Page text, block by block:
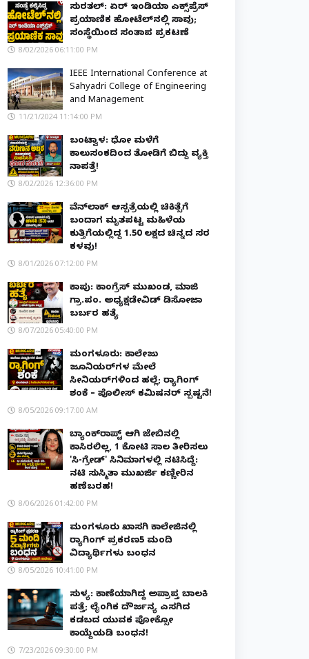
ಸುರತ್ಕಲ್: ಏರ್ ಇಂಡಿಯಾ ಎಕ್ಸ್‌ಪ್ರೆಸ್
ಪ್ರಯಾಣಿಕ ಹೋಟೆಲ್‌ನಲ್ಲಿ ಸಾವು;
ಸಂಸ್ಥೆಯಿಂದ ಸಂತಾಪ ಪ್ರಕಟಣೆ
8/02/2026 06:11:00 PM
IEEE International Conference at
Sahyadri College of Engineering
and Management
11/21/2024 11:14:00 PM
ಬಂಟ್ವಾಳ: ಧೋ ಮಳೆಗೆ
ಕಾಲುಸಂಕದಿಂದ ತೋಡಿಗೆ ಬಿದ್ದು ವ್ಯಕ್ತಿ
ನಾಪತ್ತೆ!
8/02/2026 12:36:00 PM
ವೆನ್‌ಲಾಕ್ ಆಸ್ಪತ್ರೆಯಲ್ಲಿ ಚಿಕಿತ್ಸೆಗೆ
ಬಂದಾಗ ಮೃತಪಟ್ಟ ಮಹಿಳೆಯ
ಕುತ್ತಿಗೆಯಲ್ಲಿದ್ದ ₹1.50 ಲಕ್ಷದ ಚಿನ್ನದ ಸರ
ಕಳವು!
8/01/2026 07:12:00 PM
ಕಾಪು: ಕಾಂಗ್ರೆಸ್ ಮುಖಂಡ, ಮಾಜಿ
ಗ್ರಾ.ಪಂ. ಅಧ್ಯಕ್ಷಡೇವಿಡ್ ಡಿಸೋಜಾ
ಬರ್ಬರ ಹತ್ಯೆ
8/07/2026 05:40:00 PM
ಮಂಗಳೂರು: ಕಾಲೇಜು
ಜೂನಿಯರ್‌ಗಳ ಮೇಲೆ
ಸೀನಿಯರ್‌ಗಳಿಂದ ಹಲ್ಲೆ; ರ‌್ಯಾಗಿಂಗ್
ಶಂಕೆ – ಪೊಲೀಸ್ ಕಮಿಷನರ್ ಸ್ಪಷ್ಟನೆ!
8/05/2026 09:17:00 AM
ಬ್ಯಾಂಕ್‌ರಾಪ್ಟ್‌ ಆಗಿ ಜೇಬಿನಲ್ಲಿ
ಕಾಸಿರಲಿಲ್ಲ, ₹1 ಕೋಟಿ ಸಾಲ ತೀರಿಸಲು
'ಸಿ-ಗ್ರೇಡ್' ಸಿನಿಮಾಗಳಲ್ಲಿ ನಟಿಸಿದ್ದೆ:
ನಟಿ ಸುಸ್ಮಿತಾ ಮುಖರ್ಜಿ ಕಣ್ಣೀರಿನ
ಹಣೆಬರಹ!
8/06/2026 01:42:00 PM
ಮಂಗಳೂರು ಖಾಸಗಿ ಕಾಲೇಜಿನಲ್ಲಿ
ರ‌್ಯಾಗಿಂಗ್ ಪ್ರಕರಣ5 ಮಂದಿ
ವಿದ್ಯಾರ್ಥಿಗಳು ಬಂಧನ
8/05/2026 10:41:00 PM
ಸುಳ್ಯ: ಕಾಣೆಯಾಗಿದ್ದ ಅಪ್ರಾಪ್ತ ಬಾಲಕಿ
ಪತ್ತೆ; ಲೈಂಗಿಕ ದೌರ್ಜನ್ಯ ಎಸಗಿದ
ಕಡಬದ ಯುವಕ ಪೋಕ್ಸೋ
ಕಾಯ್ದೆಯಡಿ ಬಂಧನ!
7/23/2026 09:30:00 PM